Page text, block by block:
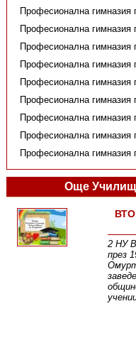
Професионална гимназия
Професионална гимназия
Професионална гимназия
Професионална гимназия
Професионална гимназия
Професионална гимназия
Професионална гимназия
Професионална гимназия
Професионална гимназия
Още
2 НУ
през